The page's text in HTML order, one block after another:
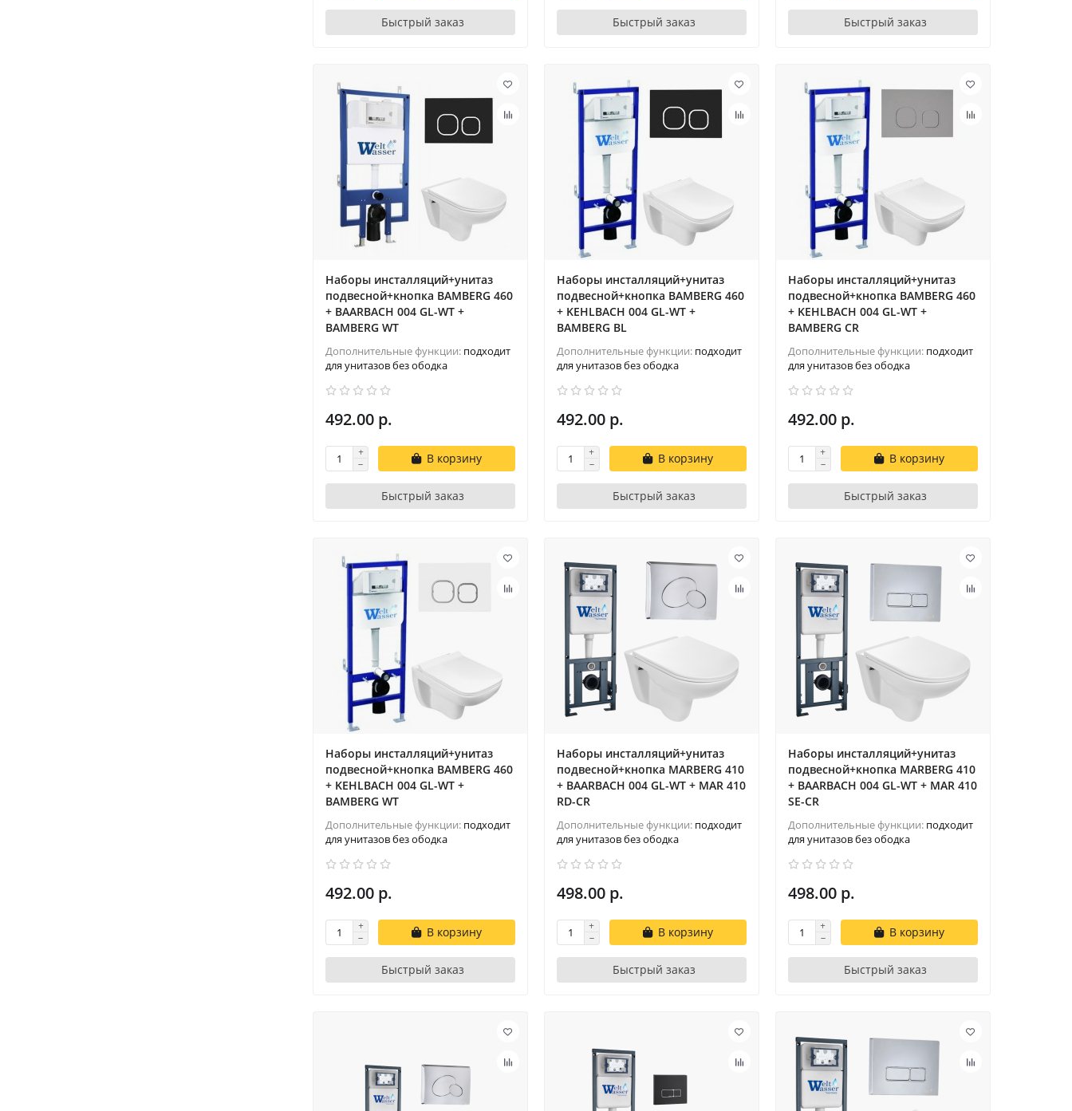
Быстрый заказ Быстрый заказ Быстрый заказ
Наборы инсталляций+унитаз
подвесной+кнопка BAMBERG 460
+ BAARBACH 004 GL-WT +
BAMBERG WT
Дополнительные функции: подходит
для унитазов без ободка
492.00 р.
В корзину
Быстрый заказ
Наборы инсталляций+унитаз
подвесной+кнопка BAMBERG 460
+ KEHLBACH 004 GL-WT +
BAMBERG BL
Дополнительные функции: подходит
для унитазов без ободка
492.00 р.
В корзину
Быстрый заказ
Наборы инсталляций+унитаз
подвесной+кнопка BAMBERG 460
+ KEHLBACH 004 GL-WT +
BAMBERG CR
Дополнительные функции: подходит
для унитазов без ободка
492.00 р.
В корзину
Быстрый заказ
Наборы инсталляций+унитаз
подвесной+кнопка BAMBERG 460
+ KEHLBACH 004 GL-WT +
BAMBERG WT
Дополнительные функции: подходит
для унитазов без ободка
492.00 р.
В корзину
Быстрый заказ
Наборы инсталляций+унитаз
подвесной+кнопка MARBERG 410
+ BAARBACH 004 GL-WT + MAR 410
RD-CR
Дополнительные функции: подходит
для унитазов без ободка
498.00 р.
В корзину
Быстрый заказ
Наборы инсталляций+унитаз
подвесной+кнопка MARBERG 410
+ BAARBACH 004 GL-WT + MAR 410
SE-CR
Дополнительные функции: подходит
для унитазов без ободка
498.00 р.
В корзину
Быстрый заказ